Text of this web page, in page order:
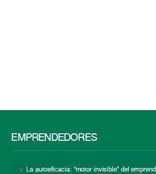
EMPRENDEDORES
La autoeficacia: “motor invisible” del